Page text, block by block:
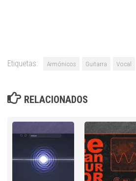
Etiquetas: Armónicos Guitarra Vocal
RELACIONADOS